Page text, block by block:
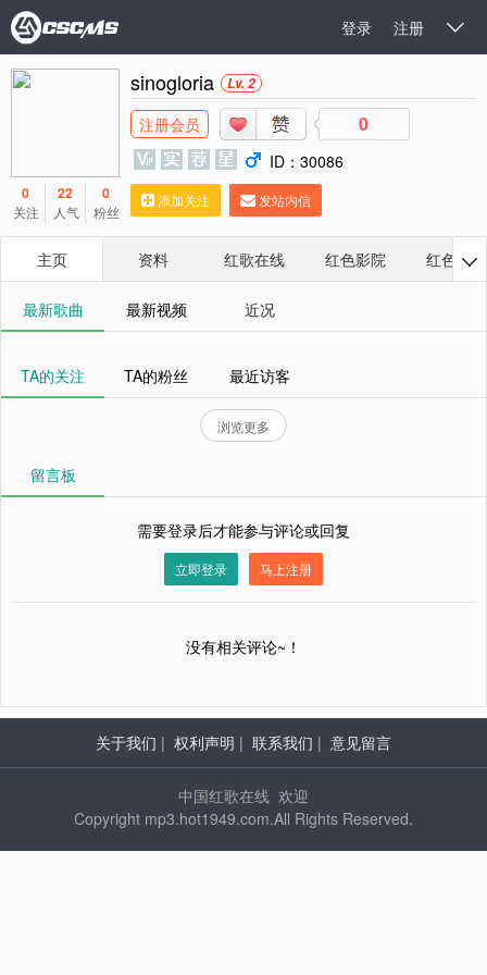

注册
登录
0
关注
22
人气
0
粉丝
sinogloria Lv. 2
注册会员 0
ID：30086
添加关注 发站内信
主页 资料 红歌在线 红色影院 红色相册

最新歌曲 最新视频 近况
TA的关注 TA的粉丝 最近访客
浏览更多
留言板
需要登录后才能参与评论或回复
立即登录 马上注册
没有相关评论~！
关于我们 | 权利声明 | 联系我们 | 意见留言
中国红歌在线 欢迎
Copyright mp3.hot1949.com.All Rights Reserved.